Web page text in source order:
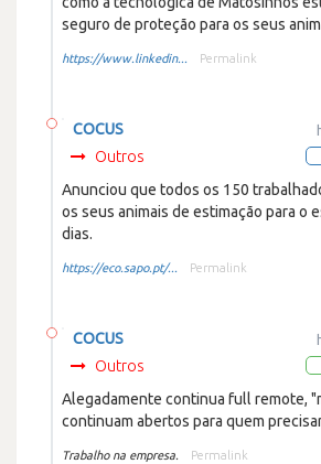
seguro de proteção para os seus
https://www.linkedin... Permalink
COCUS
Outros
Anunciou que todos os 150
os seus animais de estimação para o
dias.
https://eco.sapo.pt/... Permalink
COCUS
Outros
Alegadamente continua full remote,
continuam abertos para quem
Trabalho na empresa. Permalink